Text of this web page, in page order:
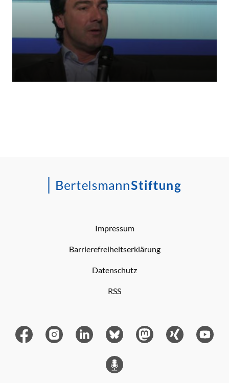
Impressum
Barrierefreiheitserklärung
Datenschutz
RSS